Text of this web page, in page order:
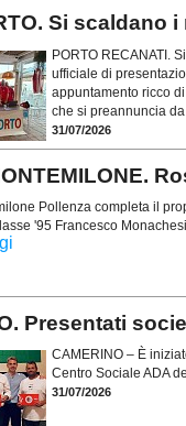
Si scaldano
PORTO RECANATI.
ufficiale di
appuntamento ricco
che si preannuncia
31/07/2026
Pollenza completa il
'95 Francesco
Presentati
CAMERINO – È
Centro Sociale ADA
31/07/2026